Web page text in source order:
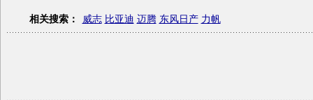
相关搜索： 威志 比亚迪 迈腾 东风日产 力帆